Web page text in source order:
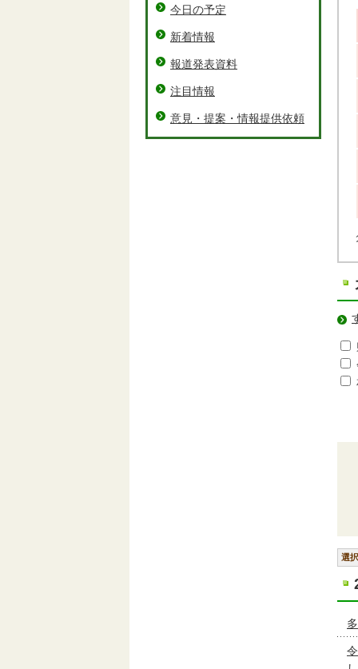
選
今日の予定
新着情報
報道発表資料
注目情報
意見・提案・情報提供依頼